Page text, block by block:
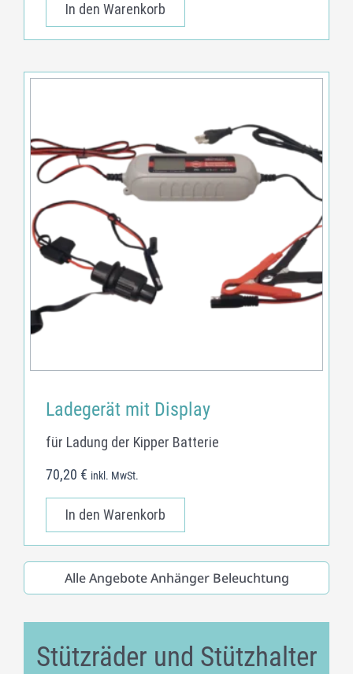
In den Warenkorb
Ladegerät mit Display
für Ladung der Kipper Batterie
70,20 € inkl. MwSt.
In den Warenkorb
Alle Angebote Anhänger Beleuchtung
Stützräder und Stützhalter